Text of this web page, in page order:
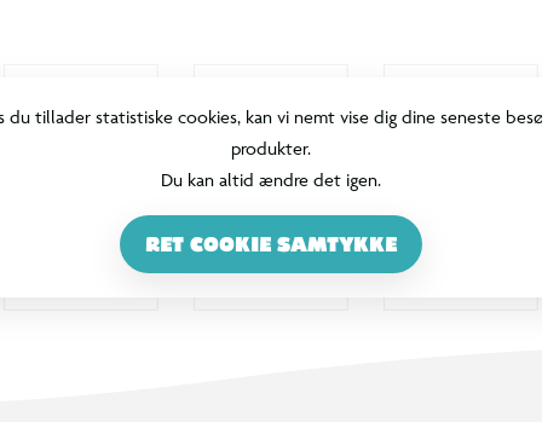
i ét samlet sæt – perfekt til både
du tillader statistiske cookies, kan vi nemt vise dig dine seneste
produkter.
Du kan altid ændre det igen.
RET COOKIE SAMTYKKE